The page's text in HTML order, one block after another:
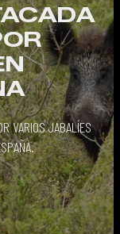
VARIOS JABALÍES